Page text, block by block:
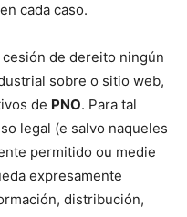
cada caso.
de dereito ningún
sobre o sitio web,
de PNO. Para tal
legal (e salvo naqueles
permitido ou medie
expresamente
distribución,